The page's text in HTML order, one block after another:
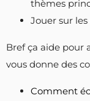
thèmes
Jouer sur
Bref ça aide pour
vous donne des
Comment